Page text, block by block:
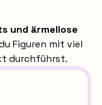
und ärmellose
Figuren mit viel
durchführst.